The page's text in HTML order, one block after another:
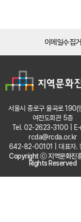
이메일수집
Copyright ⓒ 지역문화진흥
Rights Reserved
서울시 종로구 율곡로 190(
여전도회관 5층
Tel. 02-2623-3100 | E-
rcda@rcda.or.kr
642-82-00101 | 대표자.